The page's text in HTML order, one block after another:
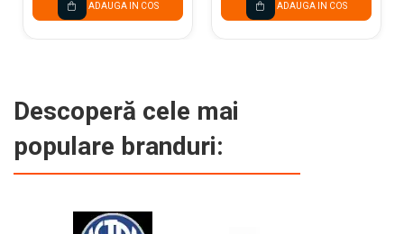
ADAUGA IN COS ADAUGA IN COS
Descoperă cele mai
populare branduri: